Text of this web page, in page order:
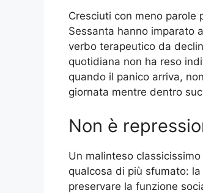
Cresciuti con meno parole
Sessanta hanno imparato
verbo terapeutico da
quotidiana non ha reso
quando il panico arriva,
giornata mentre dentro
Non è
Un malinteso
qualcosa di più sfumato:
preservare la funzione